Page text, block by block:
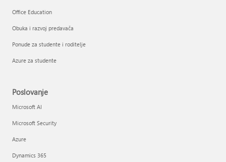
Office Education
Obuka i razvoj predavača
Ponude za studente i roditelje
Azure za studente
Poslovanje
Microsoft AI
Microsoft Security
Azure
Dynamics 365